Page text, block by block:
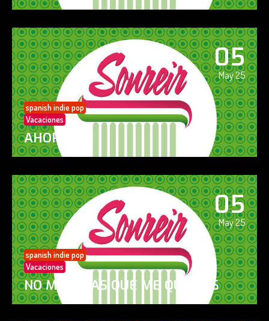
05
May 25
spanish indie pop
Vacaciones
AHORA SÍ!
05
May 25
spanish indie pop
Vacaciones
NO ME DIGAS QUE ME QUIERES